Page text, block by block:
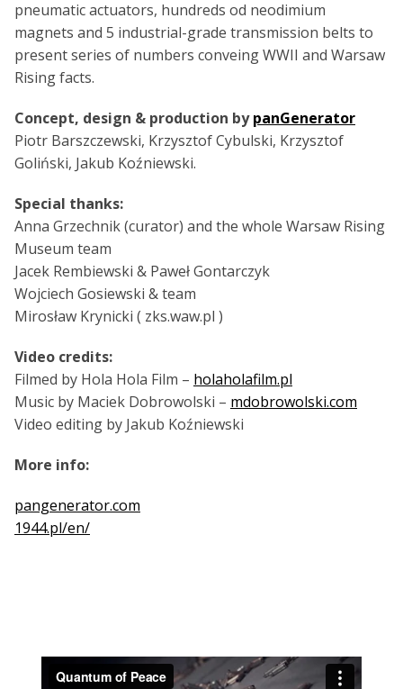
pneumatic actuators, hundreds od neodimium
magnets and 5 industrial-grade transmission belts to
present series of numbers conveing WWII and Warsaw
Rising facts.
Concept, design & production bypanGenerator
Piotr Barszczewski, Krzysztof Cybulski, Krzysztof
Goliński, Jakub Koźniewski.
Special thanks:
Anna Grzechnik (curator) and the whole Warsaw Rising
Museum team
Jacek Rembiewski & Paweł Gontarczyk
Wojciech Gosiewski & team
Mirosław Krynicki ( zks.waw.pl )
Video credits:
Filmed by Hola Hola Film – holaholafilm.pl
Music by Maciek Dobrowolski – mdobrowolski.com
Video editing by Jakub Koźniewski
More info:
pangenerator.com
1944.pl/en/